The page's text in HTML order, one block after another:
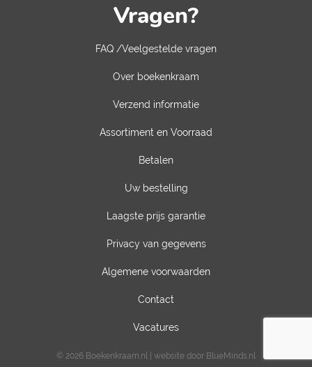
Vragen?
FAQ /Veelgestelde vragen
Over boekenkraam
Verzend informatie
Assortiment en Voorraad
Betalen
Uw bestelling
Laagste prijs garantie
Privacy van gegevens
Algemene voorwaarden
Contact
Vacatures
© 2026 Boekenkraam.nl | website door BlueMinds.nl